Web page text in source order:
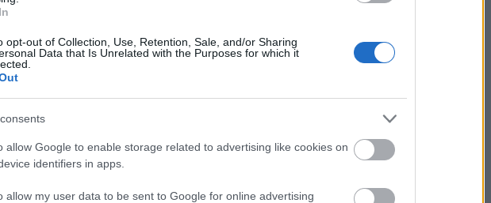
opt-out of Collection, Use, Retention, Sale, and/or Sharing
Data that Is Unrelated with the Purposes for which it
allow Google to enable storage related to advertising like cookies on
identifiers in apps.
allow my user data to be sent to Google for online advertising